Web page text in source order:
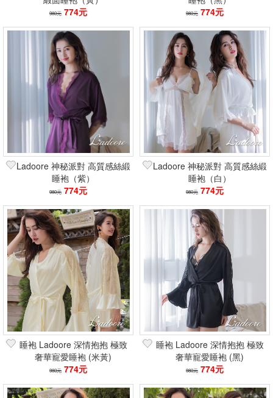
980元 774元 980元 774元
Ladoore 神秘派對 高質感絲緞
睡袍（紫）
980元 774元
Ladoore 神秘派對 高質感絲緞
睡袍（白）
980元 774元
睡袍 Ladoore 深情抱抱 極致
奢華寵愛睡袍 (米黃)
980元 774元
睡袍 Ladoore 深情抱抱 極致
奢華寵愛睡袍 (黑)
980元 774元